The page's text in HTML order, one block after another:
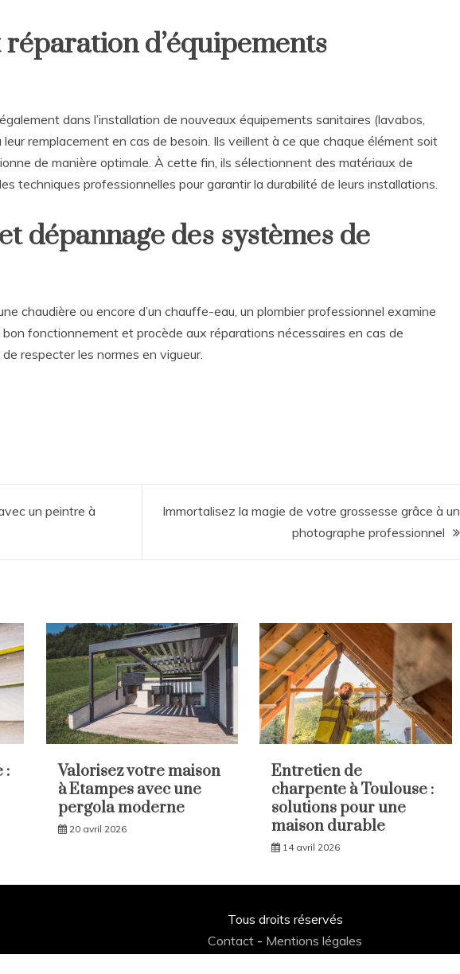
d’équipements
dans l’installation de nouveaux équipements sanitaires (lavabos,
remplacement en cas de besoin. Ils veillent à ce que chaque élément soit
de manière optimale. À cette fin, ils sélectionnent des matériaux de
techniques professionnelles pour garantir la durabilité de leurs installations.
dépannage des systèmes de
chaudière ou encore d’un chauffe-eau, un plombier professionnel examine
bon fonctionnement et procède aux réparations nécessaires en cas de
respecter les normes en vigueur.
un peintre à
Immortalisez la magie de votre grossesse grâce à un
photographe professionnel
:
Valorisez votre maison
à Etampes avec une
pergola moderne
20 avril 2026
Entretien de
charpente à Toulouse :
solutions pour une
maison durable
14 avril 2026
Tous droits réservés
Contact - Mentions légales